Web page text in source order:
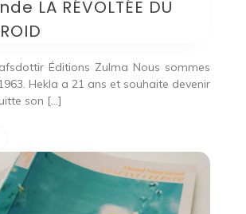
LA RÉVOLTÉE DU
Éditions Zulma Nous sommes
Hekla a 21 ans et souhaite devenir
son […]